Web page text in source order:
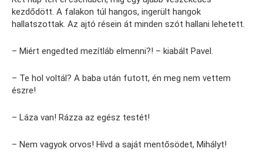
kezdődött. A falakon túl hangos, ingerült hangok
hallatszottak. Az ajtó résein át minden szót hallani lehetett.
– Miért engedted mezítláb elmenni?! – kiabált Pavel.
– Te hol voltál? A baba után futott, én meg nem vettem
észre!
– Láza van! Rázza az egész testét!
– Nem vagyok orvos! Hívd a saját mentősödet, Mihályt!